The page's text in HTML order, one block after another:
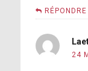
Interview :
RÉPONDRE
24